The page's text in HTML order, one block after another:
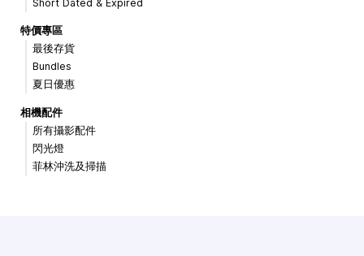
Short Dated & Expired
特價專區
最後存貨
Bundles
夏日優惠
相機配件
所有攝影配件
閃光燈
菲林沖洗及掃描